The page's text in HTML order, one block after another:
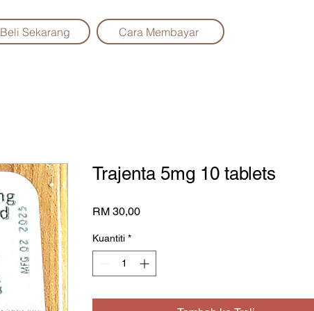
Beli Sekarang Cara Membayar
Trajenta 5mg 10 tablets
RM 30,00Harga
Kuantiti *